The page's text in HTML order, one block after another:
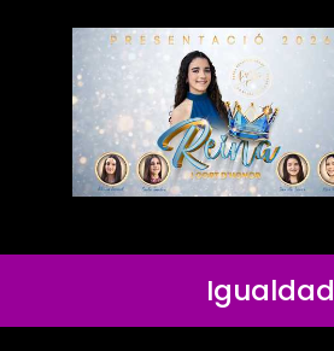
Igualdad